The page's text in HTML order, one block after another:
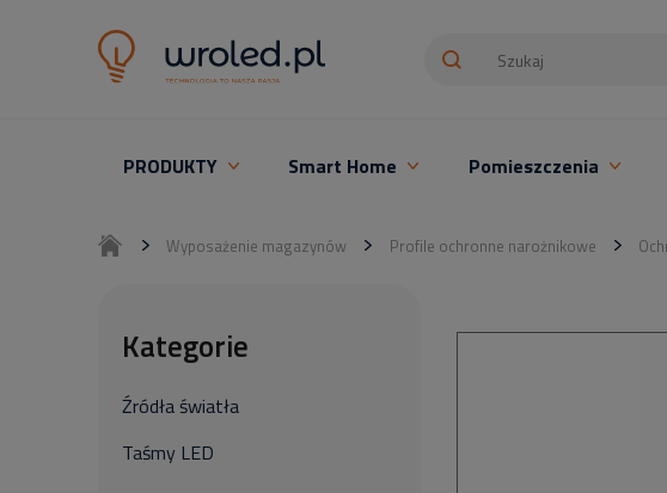
PRODUKTY Smart Home Pomieszczenia
Wyposażenie magazynów Profile ochronne narożnikowe
Kategorie
Źródła światła
Taśmy LED